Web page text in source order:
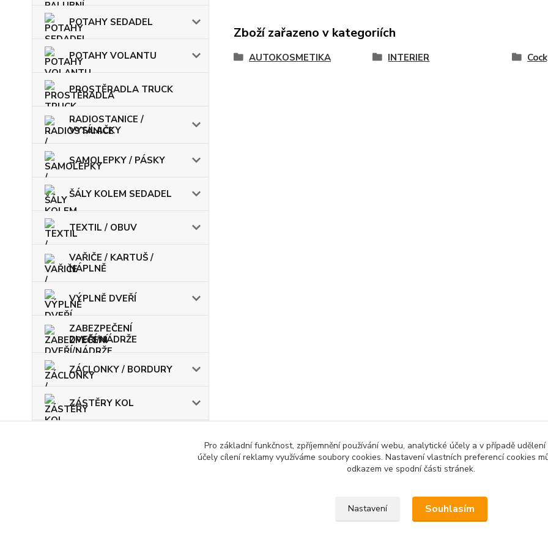
POTAHY SEDADEL
POTAHY VOLANTU
PROSTĚRADLA TRUCK
RADIOSTANICE /
VYSÍLAČKY
SAMOLEPKY / PÁSKY
ŠÁLY KOLEM SEDADEL
TEXTIL / OBUV
VAŘIČE / KARTUŠ /
NÁPLNĚ
VÝPLNĚ DVEŘÍ
ZABEZPEČENÍ
DVEŘÍ/NÁDRŽE
ZÁCLONKY / BORDURY
ZÁSTĚRY KOL
Zboží zařazeno v kategoriích
AUTOKOSMETIKA INTERIER
Pro základní funkčnost, zpříjemnění používání webu, analytické účely a v případě
účely cílení reklamy využíváme soubory cookies. Nastavení vlastních preferencí cookies
odkazem ve spodní části stránek.
Nastavení Souhlasím